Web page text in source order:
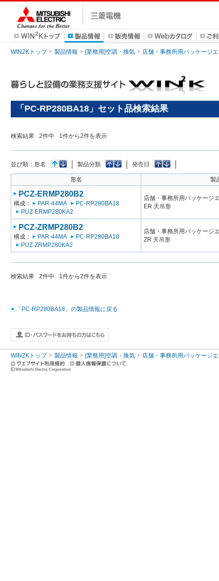
WIN2Kトップ 製品情報 [業務用]空調・換気 店舗・事務所用パッケージ
「PC-RP280BA18」セット品検索結果
検索結果 2件中 1件から2件を表示
並び順： 形名 製品分類 発売日
形名 製
PCZ-ERMP280B2
構成： PAR-44MA
PC-RP280BA18
PUZ-ERMP280KA2
店舗・事務所用パッケージ
ER 天吊形
PCZ-ZRMP280B2
構成： PAR-44MA
PC-RP280BA18
PUZ-ZRMP280KA2
店舗・事務所用パッケージ
ZR 天吊形
検索結果 2件中 1件から2件を表示
「PC-RP280BA18」の製品情報に戻る
WIN2Kトップ 製品情報 [業務用]空調・換気 店舗・事務所用パッケージ